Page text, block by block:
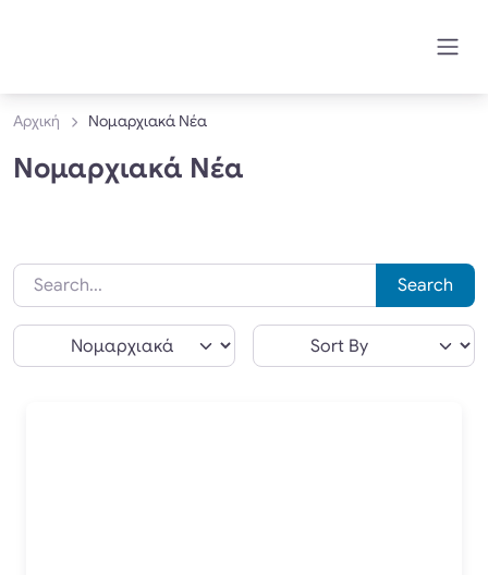
Αρχική Νομαρχιακά Νέα
Νομαρχιακά Νέα
Search